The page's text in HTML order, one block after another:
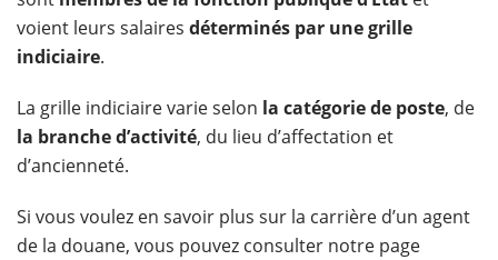
voient leurs salaires déterminés par une grille
indiciaire.
La grille indiciaire varie selon la catégorie de poste, de
la branche d’activité, du lieu d’affectation et
d’ancienneté.
Si vous voulez en savoir plus sur la carrière d’un agent
de la douane, vous pouvez consulter notre page